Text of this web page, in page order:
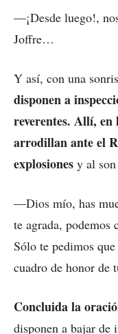
—¡Desde luego!,
Joffre…
Y así, con una
disponen a
reverentes. Allí,
arrodillan ante el
explosiones y al
—Dios mío, has
te agrada, podemos
Sólo te pedimos
cuadro de honor de
Concluida la
disponen a bajar de